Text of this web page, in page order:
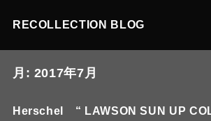
RECOLLECTION BLOG
月: 2017年7月
Herschel “ LAWSON SUN UP